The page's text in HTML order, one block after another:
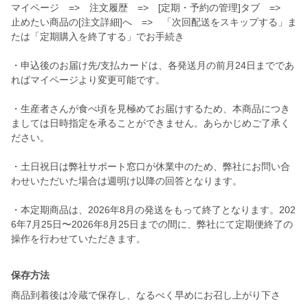
マイページ => 注文履歴 => [定期・予約の管理]タブ =>
止めたい商品の[注文詳細]へ => 「次回配送をスキップする」ま
たは「定期購入を終了する」でお手続き
・申込後のお届け先/支払カードは、各発送月の前月24日までであ
ればマイページより変更可能です。
・生産者さんが食べ頃を見極めてお届けするため、本商品につき
ましては日時指定を承ることができません。あらかじめご了承く
ださい。
・土日祝日は弊社サポート窓口が休業中のため、弊社にお問い合
わせいただいた場合は週明け以降の回答となります。
・本定期商品は、2026年8月の発送をもって終了となります。202
6年7月25日〜2026年8月25日までの間に、弊社にて定期便終了の
保存方法
商品到着後は冷蔵で保存し、なるべく早めにお召し上がり下さ